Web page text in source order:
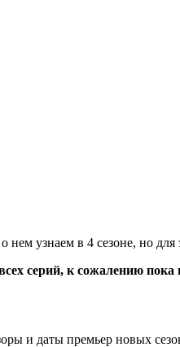
узнаем в 4 сезоне, но для
серий, к сожалению пока
и даты премьер новых